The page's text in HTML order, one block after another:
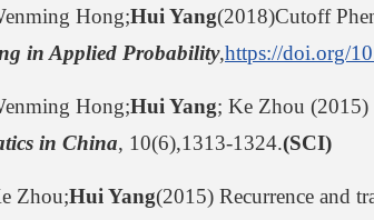
Hong;Hui Yang(2018)Cutoff
in Applied Probability,https://doi.org/
Hong;Hui Yang; Ke Zhou
in China, 10(6),1313-1324.(SCI)
Zhou;Hui Yang(2015) Recurrence and